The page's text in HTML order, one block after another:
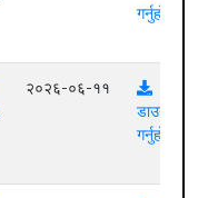
गर्नुहोस्
२०२६-०६-११
डाउनलोड
गर्नुहोस्